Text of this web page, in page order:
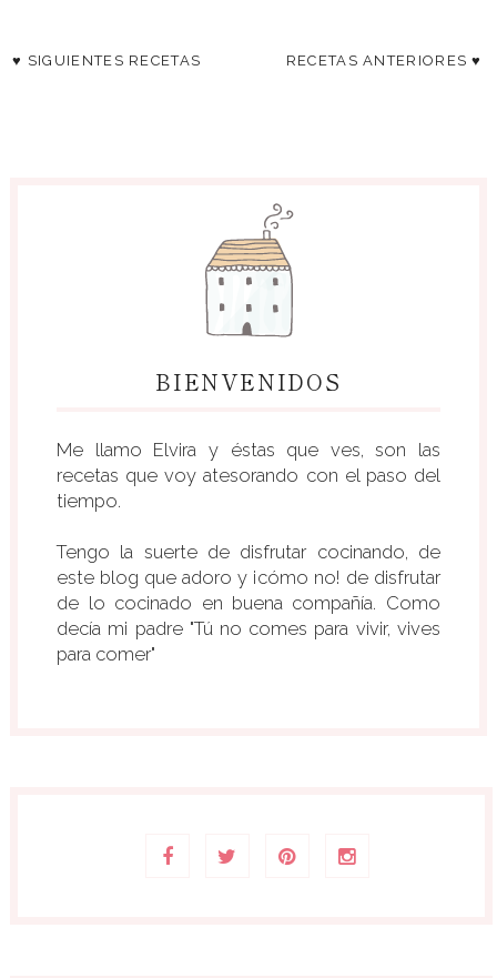
♥ SIGUIENTES RECETAS RECETAS ANTERIORES ♥
BIENVENIDOS
Me llamo Elvira y éstas que ves, son las
recetas que voy atesorando con el paso del
tiempo.
Tengo la suerte de disfrutar cocinando, de
este blog que adoro y ¡cómo no! de disfrutar
de lo cocinado en buena compañía. Como
decía mi padre "Tú no comes para vivir, vives
para comer"